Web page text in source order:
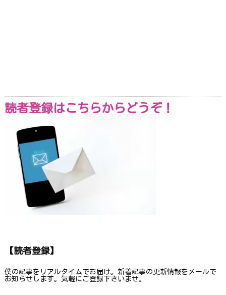
読者登録はこちらからどうぞ！
【読者登録】
僕の記事をリアルタイムでお届け。新着記事の更新情報をメールで
お知らせします。気軽にご登録下さいませ。